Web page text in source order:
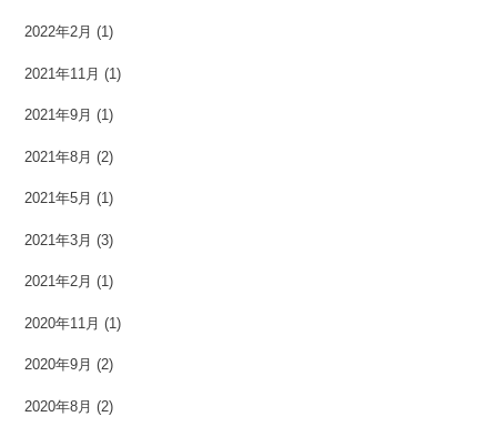
2022年2月 (1)
2021年11月 (1)
2021年9月 (1)
2021年8月 (2)
2021年5月 (1)
2021年3月 (3)
2021年2月 (1)
2020年11月 (1)
2020年9月 (2)
2020年8月 (2)